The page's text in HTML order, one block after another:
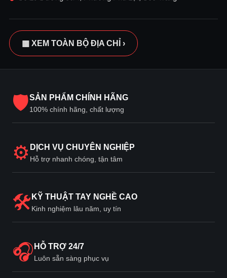
▦ XEM TOÀN BỘ ĐỊA CHỈ ›
🛡SẢN PHẨM CHÍNH HÃNG
100% chính hãng, chất lượng
⚙ DỊCH VỤ CHUYÊN NGHIỆP
Hỗ trợ nhanh chóng, tận tâm
🛠 KỸ THUẬT TAY NGHỀ CAO
Kinh nghiệm lâu năm, uy tín
🎧 HỖ TRỢ 24/7
Luôn sẵn sàng phục vụ